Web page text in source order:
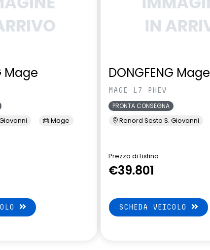
Mage
Mage
DONGFENG Mage
MAGE L7 PHEV
PRONTA CONSEGNA
Renord Sesto S. Giovanni
Prezzo di Listino
€39.801
SCHEDA VEICOLO